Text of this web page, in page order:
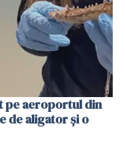
pe aeroportul din
de aligator și o